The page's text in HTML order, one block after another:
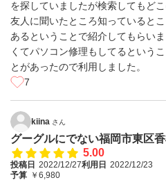
を探していましたが検索してもど
友人に聞いたところ知っていると
あるということで紹介してもらい
くてパソコン修理もしてるという
とがあったので利用しました。
7
kiina さん
グーグルにでない福岡市東区
5.00
投稿日 2022/12/27利用日 2022/12/23
予算 ￥6,980